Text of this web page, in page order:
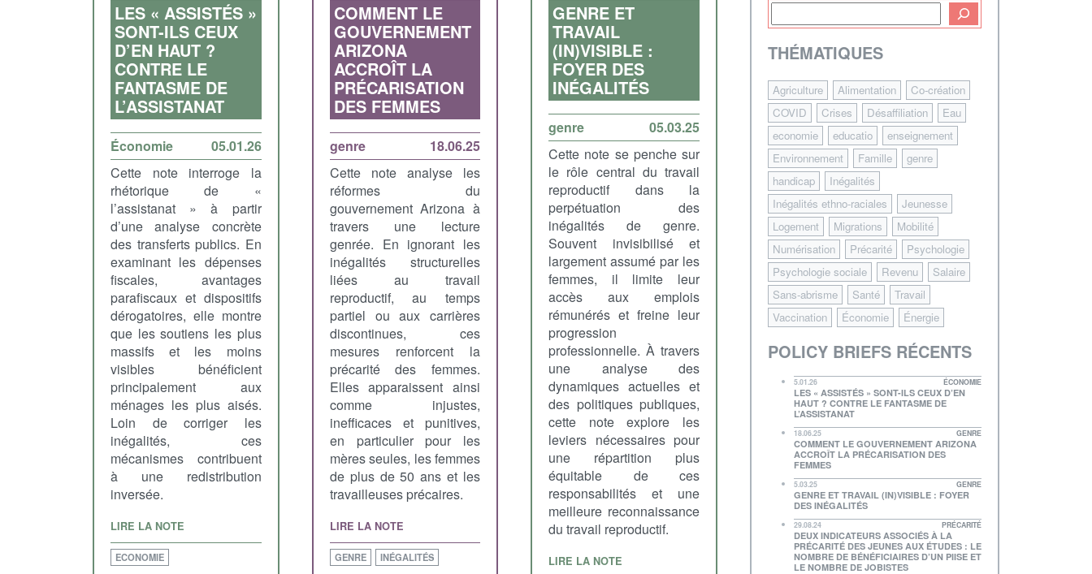
LES « ASSISTÉS »
SONT-ILS CEUX
D’EN HAUT ?
CONTRE LE
FANTASME DE
L’ASSISTANAT
Économie
05.01.26
Cette note interroge la
rhétorique de «
l’assistanat » à partir
d’une analyse concrète
des transferts publics. En
examinant les dépenses
fiscales, avantages
parafiscaux et dispositifs
dérogatoires, elle montre
que les soutiens les plus
massifs et les moins
visibles bénéficient
principalement aux
ménages les plus aisés.
Loin de corriger les
inégalités, ces
mécanismes contribuent
à une redistribution
inversée.
LIRE LA NOTE
ECONOMIE
COMMENT LE
GOUVERNEMENT
ARIZONA
ACCROÎT LA
PRÉCARISATION
DES FEMMES
genre
18.06.25
Cette note analyse les
réformes du
gouvernement Arizona à
travers une lecture
genrée. En ignorant les
inégalités structurelles
liées au travail
reproductif, au temps
partiel ou aux carrières
discontinues, ces
mesures renforcent la
précarité des femmes.
Elles apparaissent ainsi
comme injustes,
inefficaces et punitives,
en particulier pour les
mères seules, les femmes
de plus de 50 ans et les
travailleuses précaires.
LIRE LA NOTE
GENRE INÉGALITÉS
GENRE ET
TRAVAIL
(IN)VISIBLE :
FOYER DES
INÉGALITÉS
genre
05.03.25
Cette note se penche sur
le rôle central du travail
reproductif dans la
perpétuation des
inégalités de genre.
Souvent invisibilisé et
largement assumé par les
femmes, il limite leur
accès aux emplois
rémunérés et freine leur
progression
professionnelle. À travers
une analyse des
dynamiques actuelles et
des politiques publiques,
cette note explore les
leviers nécessaires pour
une répartition plus
équitable de ces
responsabilités et une
meilleure reconnaissance
du travail reproductif.
LIRE LA NOTE
THÉMATIQUES
Agriculture Alimentation
Co-création
COVID
Crises Désaffiliation
Eau
economie
educatio
enseignement
Environnement
Famille
genre
handicap
Inégalités
Inégalités ethno-raciales
Jeunesse
Logement
Migrations
Mobilité
Numérisation
Précarité
Psychologie
Psychologie sociale
Revenu
Salaire
Sans-abrisme
Santé
Travail
Vaccination
Économie Énergie
POLICY BRIEFS RÉCENTS
5.01.26 ÉCONOMIE
LES « ASSISTÉS » SONT-ILS CEUX D’EN
HAUT ? CONTRE LE FANTASME DE
L’ASSISTANAT
18.06.25 GENRE
COMMENT LE GOUVERNEMENT ARIZONA
ACCROÎT LA PRÉCARISATION DES
FEMMES
5.03.25 GENRE
GENRE ET TRAVAIL (IN)VISIBLE : FOYER
DES INÉGALITÉS
29.08.24 PRÉCARITÉ
DEUX INDICATEURS ASSOCIÉS À LA
PRÉCARITÉ DES JEUNES AUX ÉTUDES : LE
NOMBRE DE BÉNÉFICIAIRES D’UN PIISE ET
LE NOMBRE DE JOBISTES